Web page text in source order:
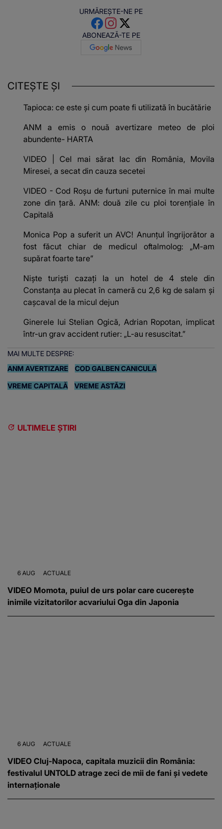
URMĂREȘTE-NE PE
ABONEAZĂ-TE PE
CITEȘTE ȘI
Tapioca: ce este și cum poate fi utilizată în bucătărie
ANM a emis o nouă avertizare meteo de ploi
abundente- HARTA
VIDEO | Cel mai sărat lac din România, Movila
Miresei, a secat din cauza secetei
VIDEO - Cod Roșu de furtuni puternice în mai multe
zone din țară. ANM: două zile cu ploi torențiale în
Capitală
Monica Pop a suferit un AVC! Anunțul îngrijorător a
fost făcut chiar de medicul oftalmolog: „M-am
supărat foarte tare”
Niște turiști cazați la un hotel de 4 stele din
Constanța au plecat în cameră cu 2,6 kg de salam și
cașcaval de la micul dejun
Ginerele lui Stelian Ogică, Adrian Ropotan, implicat
într-un grav accident rutier: „L-au resuscitat.”
MAI MULTE DESPRE:
ANM AVERTIZARE
COD GALBEN CANICULA
VREME CAPITALĂ VREME ASTĂZI
ULTIMELE ȘTIRI
6 AUG ACTUALE
VIDEO Momota, puiul de urs polar care cucerește
inimile vizitatorilor acvariului Oga din Japonia
6 AUG ACTUALE
VIDEO Cluj-Napoca, capitala muzicii din România:
festivalul UNTOLD atrage zeci de mii de fani și vedete
internaționale